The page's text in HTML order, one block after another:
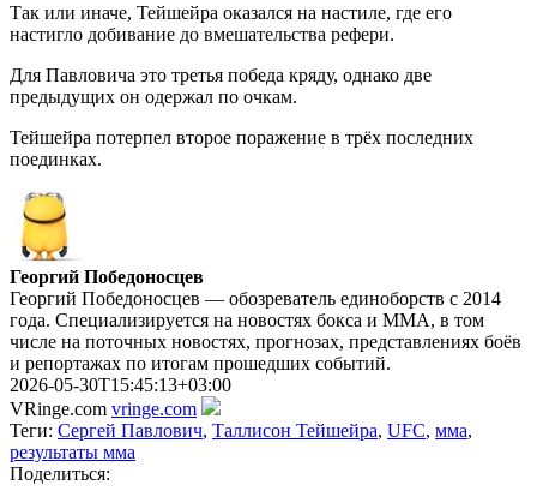
Так или иначе, Тейшейра оказался на настиле, где его
настигло добивание до вмешательства рефери.
Для Павловича это третья победа кряду, однако две
предыдущих он одержал по очкам.
Тейшейра потерпел второе поражение в трёх последних
поединках.
Георгий Победоносцев
Георгий Победоносцев — обозреватель единоборств с 2014
года. Специализируется на новостях бокса и ММА, в том
числе на поточных новостях, прогнозах, представлениях боёв
и репортажах по итогам прошедших событий.
2026-05-30T15:45:13+03:00
VRinge.com vringe.com
Теги: Сергей Павлович, Таллисон Тейшейра, UFC, мма,
результаты мма
Поделиться: